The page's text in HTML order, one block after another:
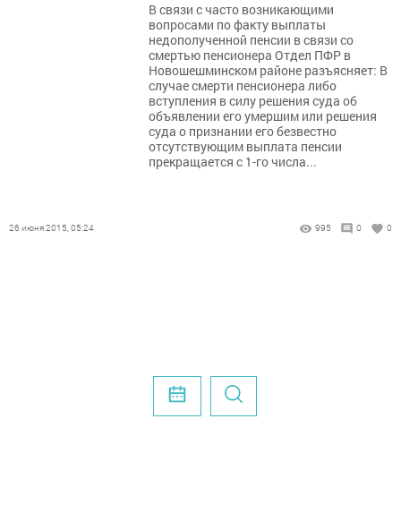
В связи с часто возникающими
вопросами по факту выплаты
недополученной пенсии в связи со
смертью пенсионера Отдел ПФР в
Новошешминском районе разъясняет: В
случае смерти пенсионера либо
вступления в силу решения суда об
объявлении его умершим или решения
суда о признании его безвестно
отсутствующим выплата пенсии
прекращается с 1-го числа...
26 июня 2015, 05:24 995 0 0